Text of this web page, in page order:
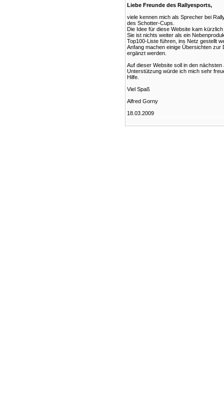
Liebe Freunde des Rallyesports,
viele kennen mich als Sprecher bei
des Schotter-Cups.
Die Idee für diese Website kam
Sie ist nichts weiter als ein
Top100-Liste führen, ins Netz gestellt
Anfang machen einige Übersichten
ergänzt werden.
Auf dieser Website soll in den
Unterstützung würde ich mich sehr
Hilfe.
Viel Spaß
Alfred Gorny
18.03.2009